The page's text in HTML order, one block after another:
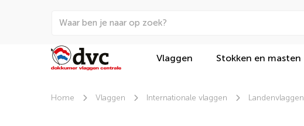
Vlaggen Stokken en masten
Home Vlaggen Internationale vlaggen Landenvlaggen